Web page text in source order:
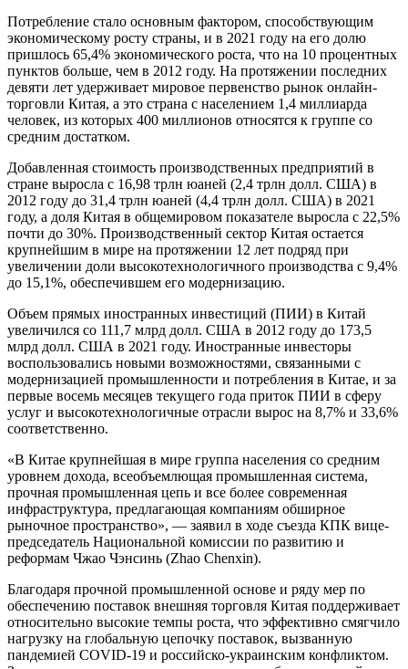
Потребление стало основным фактором, способствующим
экономическому росту страны, и в 2021 году на его долю
пришлось 65,4% экономического роста, что на 10 процентных
пунктов больше, чем в 2012 году. На протяжении последних
девяти лет удерживает мировое первенство рынок онлайн-
торговли Китая, а это страна с населением 1,4 миллиарда
человек, из которых 400 миллионов относятся к группе со
средним достатком.
Добавленная стоимость производственных предприятий в
стране выросла с 16,98 трлн юаней (2,4 трлн долл. США) в
2012 году до 31,4 трлн юаней (4,4 трлн долл. США) в 2021
году, а доля Китая в общемировом показателе выросла с 22,5%
почти до 30%. Производственный сектор Китая остается
крупнейшим в мире на протяжении 12 лет подряд при
увеличении доли высокотехнологичного производства с 9,4%
до 15,1%, обеспечившем его модернизацию.
Объем прямых иностранных инвестиций (ПИИ) в Китай
увеличился со 111,7 млрд долл. США в 2012 году до 173,5
млрд долл. США в 2021 году. Иностранные инвесторы
воспользовались новыми возможностями, связанными с
модернизацией промышленности и потребления в Китае, и за
первые восемь месяцев текущего года приток ПИИ в сферу
услуг и высокотехнологичные отрасли вырос на 8,7% и 33,6%
соответственно.
«В Китае крупнейшая в мире группа населения со средним
уровнем дохода, всеобъемлющая промышленная система,
прочная промышленная цепь и все более современная
инфраструктура, предлагающая компаниям обширное
рыночное пространство», — заявил в ходе съезда КПК вице-
председатель Национальной комиссии по развитию и
реформам Чжао Чэнсинь (Zhao Chenxin).
Благодаря прочной промышленной основе и ряду мер по
обеспечению поставок внешняя торговля Китая поддерживает
относительно высокие темпы роста, что эффективно смягчило
нагрузку на глобальную цепочку поставок, вызванную
пандемией COVID-19 и российско-украинским конфликтом.